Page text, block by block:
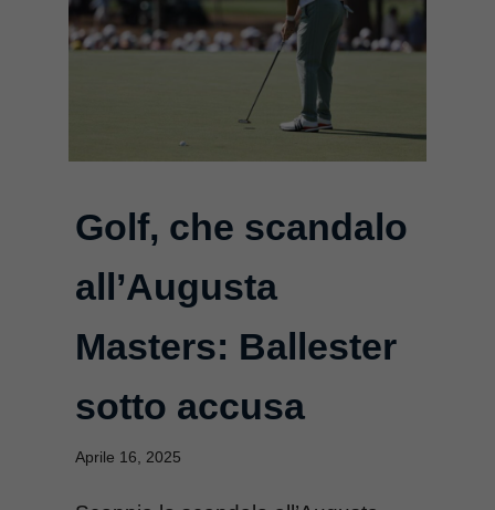
Golf, che scandalo
all’Augusta
Masters: Ballester
sotto accusa
Aprile 16, 2025